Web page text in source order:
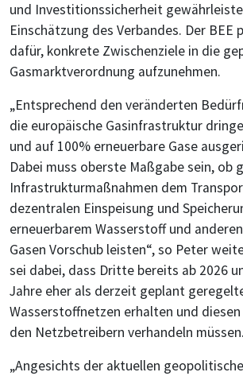
und Investitionssicherheit
Einschätzung des Verbandes. Der BEE
dafür, konkrete Zwischenziele in die
Gasmarktverordnung aufzunehmen.
„Entsprechend den veränderten
die europäische Gasinfrastruktur
und auf 100% erneuerbare Gase
Dabei muss oberste Maßgabe sein, ob
Infrastrukturmaßnahmen dem
dezentralen Einspeisung und
erneuerbarem Wasserstoff und
Gasen Vorschub leisten“, so Peter
sei dabei, dass Dritte bereits ab 2026
Jahre eher als derzeit geplant
Wasserstoffnetzen erhalten und
den Netzbetreibern verhandeln müssen.
„Angesichts der aktuellen